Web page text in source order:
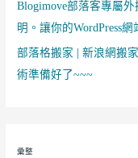
Blogimove部落客專屬
明。讓你的WordPress
部落格搬家 | 新浪網搬
術準備好了~~~
彙整